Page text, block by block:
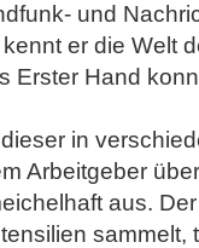
und
er die Welt
Erster Hand
in
Arbeitgeber
aus.
sammelt,